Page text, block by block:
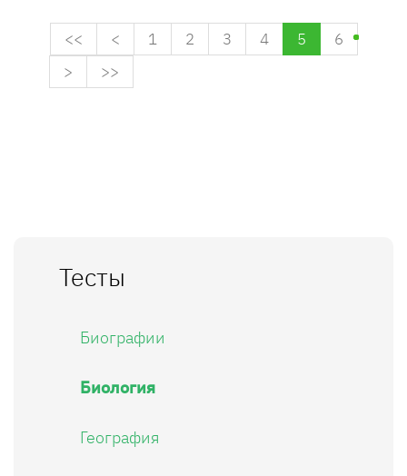
<< < 1 2 3 4 5
6
>
>>
Тесты
Биографии
Биология
География